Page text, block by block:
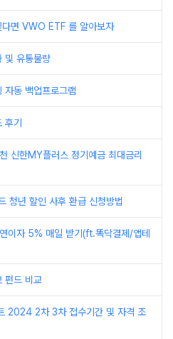
다면 VWO ETF 를 알아보자
및 유통물량
자동 백업프로그램
후기
신한MY플러스 정기예금 최대금리
청년 할인 사후 환급 신청방법
이자 5% 매일 받기(ft.똑닥결제/앱테
펀드 비교
2024 2차 3차 접수기간 및 자격 조